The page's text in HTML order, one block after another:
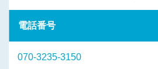
電話番号
070-3235-3150